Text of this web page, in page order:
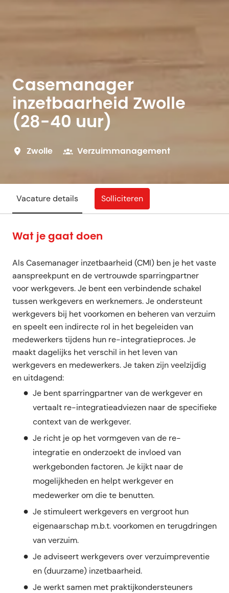
Casemanager
inzetbaarheid Zwolle
(28-40 uur)
Zwolle Verzuimmanagement
Vacature details Solliciteren
Wat je gaat doen
Als Casemanager inzetbaarheid (CMI) ben je het vaste
aanspreekpunt en de vertrouwde sparringpartner
voor werkgevers. Je bent een verbindende schakel
tussen werkgevers en werknemers. Je ondersteunt
werkgevers bij het voorkomen en beheren van verzuim
en speelt een indirecte rol in het begeleiden van
medewerkers tijdens hun re-integratieproces. Je
maakt dagelijks het verschil in het leven van
werkgevers en medewerkers. Je taken zijn veelzijdig
en uitdagend:
Je bent sparringpartner van de werkgever en
vertaalt re-integratieadviezen naar de specifieke
context van de werkgever.
Je richt je op het vormgeven van de re-
integratie en onderzoekt de invloed van
werkgebonden factoren. Je kijkt naar de
mogelijkheden en helpt werkgever en
medewerker om die te benutten.
Je stimuleert werkgevers en vergroot hun
eigenaarschap m.b.t. voorkomen en terugdringen
van verzuim.
Je adviseert werkgevers over verzuimpreventie
en (duurzame) inzetbaarheid.
Je werkt samen met praktijkondersteuners